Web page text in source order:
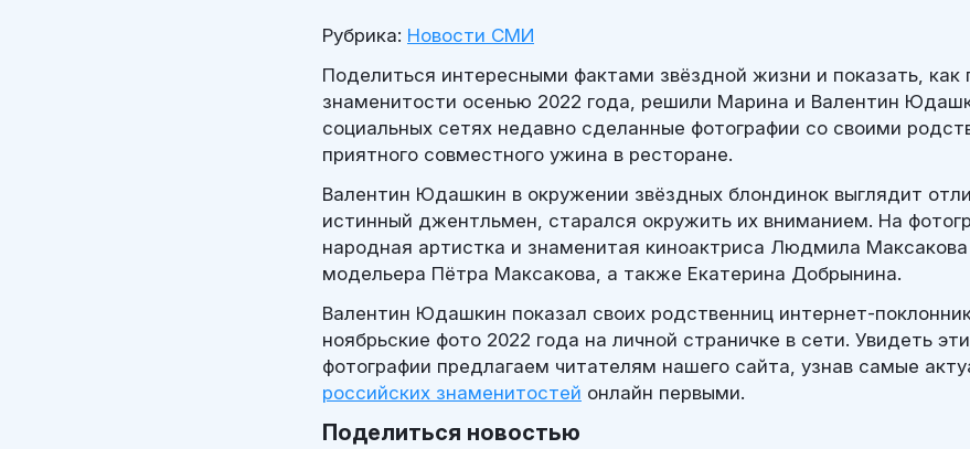
Рубрика: Новости СМИ
Поделиться интересными фактами звёздной жизни и показать, как
знаменитости осенью 2022 года, решили Марина и Валентин
социальных сетях недавно сделанные фотографии со своими
приятного совместного ужина в ресторане.
Валентин Юдашкин в окружении звёздных блондинок выглядит
истинный джентльмен, старался окружить их вниманием. На
народная артистка и знаменитая киноактриса Людмила
модельера Пётра Максакова, а также Екатерина Добрынина.
Валентин Юдашкин показал своих родственниц интернет-
ноябрьские фото 2022 года на личной страничке в сети. Увидеть
фотографии предлагаем читателям нашего сайта, узнав самые
российских знаменитостей онлайн первыми.
Поделиться новостью